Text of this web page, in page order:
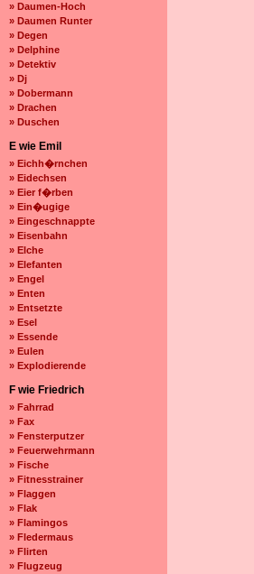
» Daumen-Hoch
» Daumen Runter
» Degen
» Delphine
» Detektiv
» Dj
» Dobermann
» Drachen
» Duschen
E wie Emil
» Eichh�rnchen
» Eidechsen
» Eier f�rben
» Ein�ugige
» Eingeschnappte
» Eisenbahn
» Elche
» Elefanten
» Engel
» Enten
» Entsetzte
» Esel
» Essende
» Eulen
» Explodierende
F wie Friedrich
» Fahrrad
» Fax
» Fensterputzer
» Feuerwehrmann
» Fische
» Fitnesstrainer
» Flaggen
» Flak
» Flamingos
» Fledermaus
» Flirten
» Flugzeug